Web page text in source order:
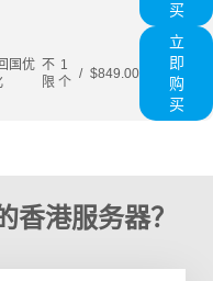
买
国优 不
限
1
个
/ $849.00
立
即
购
买
香港服务器？